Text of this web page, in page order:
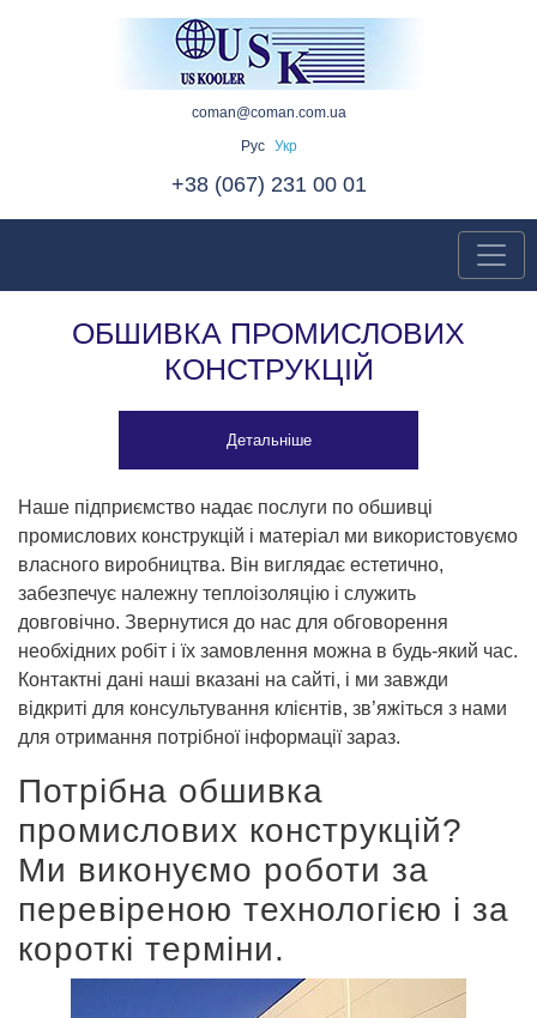
coman@coman.com.ua
Рус
Укр
+38 (067) 231 00 01
ОБШИВКА ПРОМИСЛОВИХ
КОНСТРУКЦІЙ
Детальніше
Наше підприємство надає послуги по обшивці
промислових конструкцій і матеріал ми використовуємо
власного виробництва. Він виглядає естетично,
забезпечує належну теплоізоляцію і служить
довговічно. Звернутися до нас для обговорення
необхідних робіт і їх замовлення можна в будь-який час.
Контактні дані наші вказані на сайті, і ми завжди
відкриті для консультування клієнтів, зв’яжіться з нами
для отримання потрібної інформації зараз.
Потрібна обшивка
промислових конструкцій?
Ми виконуємо роботи за
перевіреною технологією і за
короткі терміни.